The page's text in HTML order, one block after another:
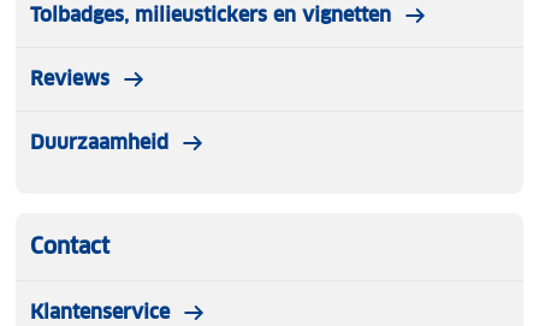
Tolbadges, milieustickers en vignetten
Reviews
Duurzaamheid
Contact
Klantenservice